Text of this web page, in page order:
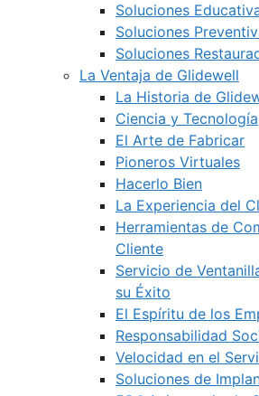
Soluciones
Soluciones
Soluciones
La Ventaja de Glidewell
La Historia de
Ciencia y Tecnología
El Arte de Fabricar
Pioneros Virtuales
Hacerlo Bien
La Experiencia del
Herramientas de
Cliente
Servicio de
su Éxito
El Espíritu de los
Responsabilidad
Velocidad en el
Soluciones de